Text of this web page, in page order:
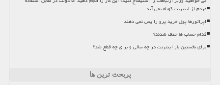
مردم از اینترنت کوتاه نمی آید
اپراتورها پول خرید پرو را پس نمی دهند
کدام حساب ها حذف شدند؟
برای نخستین بار اینترنت در چه سالی و برای چه قطع شد؟
پربحث ترین ها